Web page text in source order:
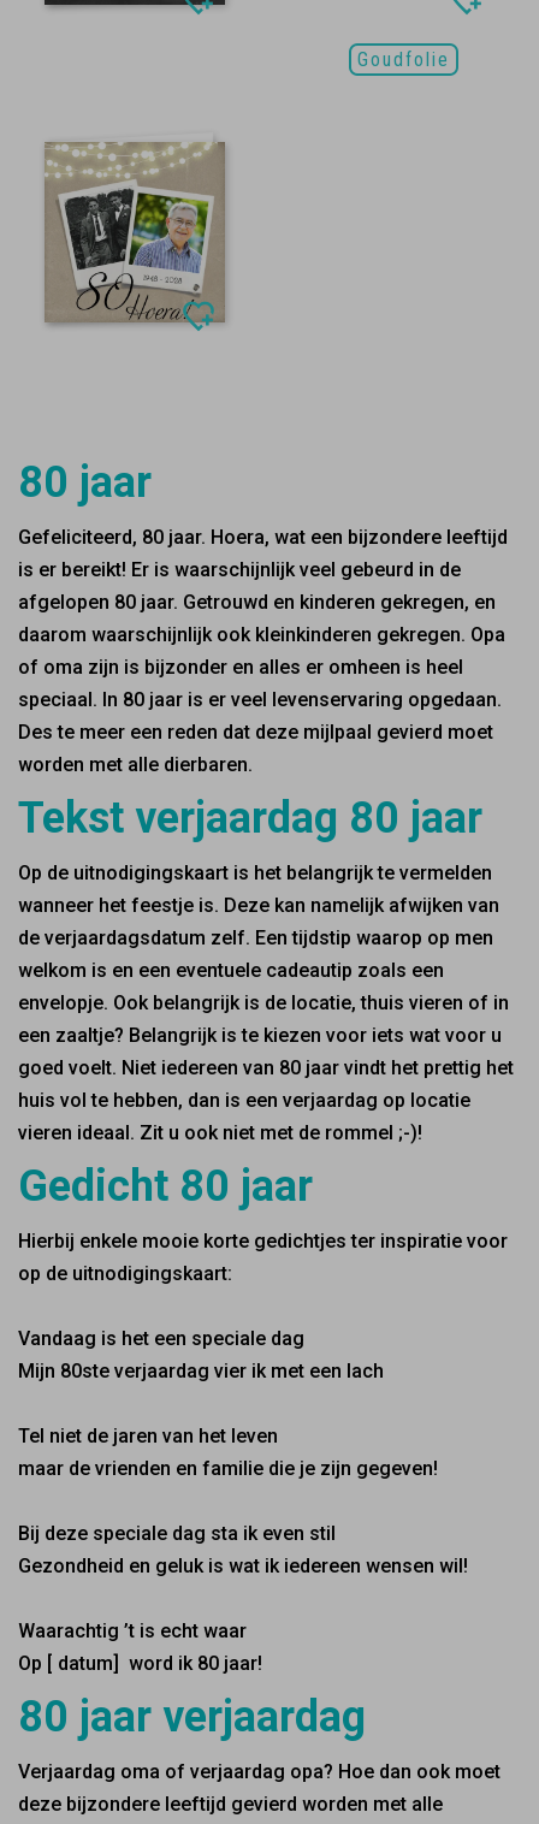
Goudfolie
80 jaar
Gefeliciteerd, 80 jaar. Hoera, wat een bijzondere leeftijd
is er bereikt! Er is waarschijnlijk veel gebeurd in de
afgelopen 80 jaar. Getrouwd en kinderen gekregen, en
daarom waarschijnlijk ook kleinkinderen gekregen. Opa
of oma zijn is bijzonder en alles er omheen is heel
speciaal. In 80 jaar is er veel levenservaring opgedaan.
Des te meer een reden dat deze mijlpaal gevierd moet
worden met alle dierbaren.
Tekst verjaardag 80 jaar
Op de uitnodigingskaart is het belangrijk te vermelden
wanneer het feestje is. Deze kan namelijk afwijken van
de verjaardagsdatum zelf. Een tijdstip waarop op men
welkom is en een eventuele cadeautip zoals een
envelopje. Ook belangrijk is de locatie, thuis vieren of in
een zaaltje? Belangrijk is te kiezen voor iets wat voor u
goed voelt. Niet iedereen van 80 jaar vindt het prettig het
huis vol te hebben, dan is een verjaardag op locatie
vieren ideaal. Zit u ook niet met de rommel ;-)!
Gedicht 80 jaar
Hierbij enkele mooie korte gedichtjes ter inspiratie voor
op de uitnodigingskaart:
Vandaag is het een speciale dag
Mijn 80ste verjaardag vier ik met een lach
Tel niet de jaren van het leven
maar de vrienden en familie die je zijn gegeven!
Bij deze speciale dag sta ik even stil
Gezondheid en geluk is wat ik iedereen wensen wil!
Waarachtig ’t is echt waar
Op [ datum] word ik 80 jaar!
80 jaar verjaardag
Verjaardag oma of verjaardag opa? Hoe dan ook moet
deze bijzondere leeftijd gevierd worden met alle